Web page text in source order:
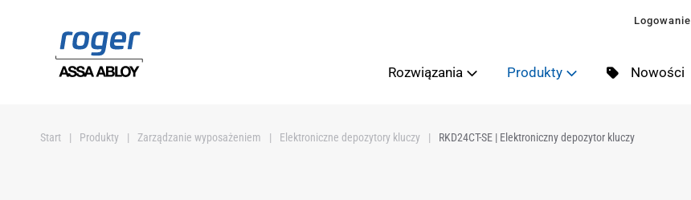
Przejdź do głównej treści
Logowanie
Rozwiązania Produkty Nowości
Start Produkty Zarządzanie wyposażeniem Elektroniczne depozytory kluczy RKD24CT-SE | Elektroniczny depozytor kluczy